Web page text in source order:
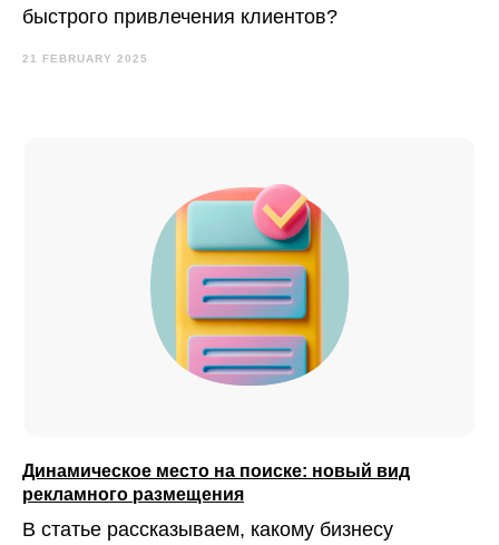
быстрого привлечения клиентов?
21 FEBRUARY 2025
Динамическое место на поиске: новый вид
рекламного размещения
В статье рассказываем, какому бизнесу